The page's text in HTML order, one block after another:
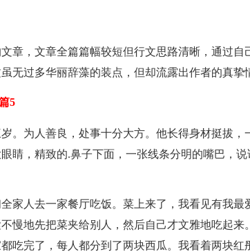
章，文章全篇篇幅较短但行文思路清晰，通过自
无过多华丽辞藻的装点，但却流露出作者的真挚
5
。为人善良，处事十分大方。他长得身材挺拔，
睛，精致的.鼻子下面，一张线条分明的嘴巴，
家人去一家餐厅吃饭。菜上来了，我看见有我最
慢地先把菜夹给别人，然后自己才文雅地吃起来
吃完了，每人都分到了两块西瓜。我看着两块红